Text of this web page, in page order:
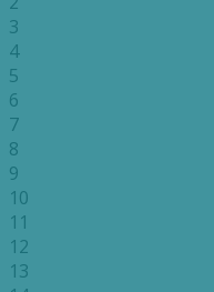
3
4
5
6
7
8
9
10
11
12
13